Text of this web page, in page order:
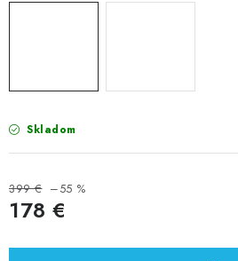
Skladom
399 € –55 %
178 €